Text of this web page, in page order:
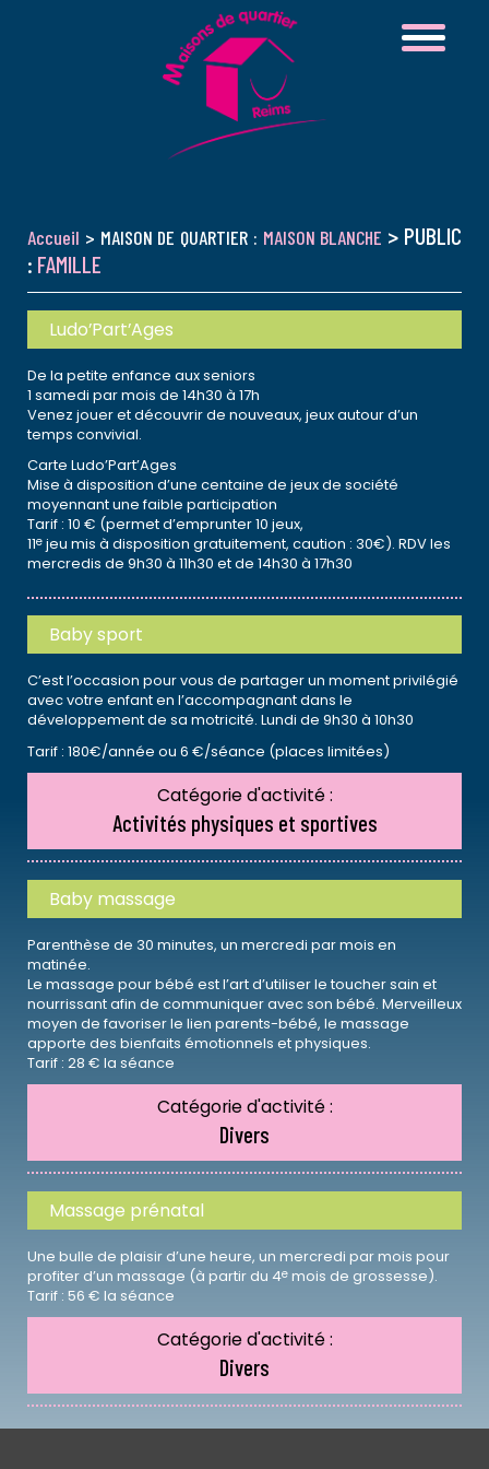
Accueil > MAISON DE QUARTIER : MAISON BLANCHE > PUBLIC
: FAMILLE
Ludo’Part’Ages
De la petite enfance aux seniors
1 samedi par mois de 14h30 à 17h
Venez jouer et découvrir de nouveaux, jeux autour d’un
temps convivial.
Carte Ludo’Part’Ages
Mise à disposition d’une centaine de jeux de société
moyennant une faible participation
Tarif : 10 € (permet d’emprunter 10 jeux,
11e jeu mis à disposition gratuitement, caution : 30€). RDV les
mercredis de 9h30 à 11h30 et de 14h30 à 17h30
Baby sport
C’est l’occasion pour vous de partager un moment privilégié
avec votre enfant en l’accompagnant dans le
développement de sa motricité. Lundi de 9h30 à 10h30
Tarif : 180€/année ou 6 €/séance (places limitées)
Catégorie d'activité :
Activités physiques et sportives
Baby massage
Parenthèse de 30 minutes, un mercredi par mois en
matinée.
Le massage pour bébé est l’art d’utiliser le toucher sain et
nourrissant afin de communiquer avec son bébé. Merveilleux
moyen de favoriser le lien parents-bébé, le massage
apporte des bienfaits émotionnels et physiques.
Tarif : 28 € la séance
Catégorie d'activité :
Divers
Massage prénatal
Une bulle de plaisir d’une heure, un mercredi par mois pour
profiter d’un massage (à partir du 4e mois de grossesse).
Tarif : 56 € la séance
Catégorie d'activité :
Divers